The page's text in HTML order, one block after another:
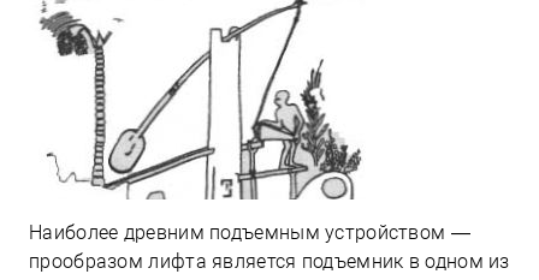
Наиболее древним подъемным устройством —
прообразом лифта является подъемник в одном из